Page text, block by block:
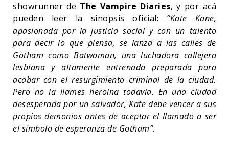
showrunner de The Vampire Diaries, y por acá
pueden leer la sinopsis oficial: “Kate Kane,
apasionada por la justicia social y con un talento
para decir lo que piensa, se lanza a las calles de
Gotham como Batwoman, una luchadora callejera
lesbiana y altamente entrenada preparada para
acabar con el resurgimiento criminal de la ciudad.
Pero no la llames heroína todavía. En una ciudad
desesperada por un salvador, Kate debe vencer a sus
propios demonios antes de aceptar el llamado a ser
el símbolo de esperanza de Gotham”.